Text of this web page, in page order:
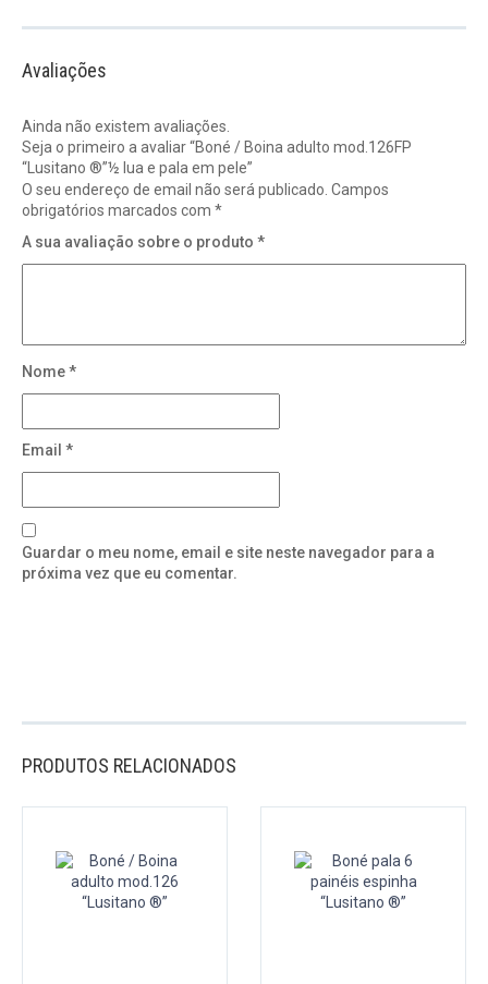
Avaliações
Ainda não existem avaliações.
Seja o primeiro a avaliar “Boné / Boina adulto mod.126FP
“Lusitano ®”½ lua e pala em pele”
O seu endereço de email não será publicado. Campos
obrigatórios marcados com *
A sua avaliação sobre o produto *
Nome*
Email *
Guardar o meu nome, email e site neste navegador para a
próxima vez que eu comentar.
PRODUTOS RELACIONADOS